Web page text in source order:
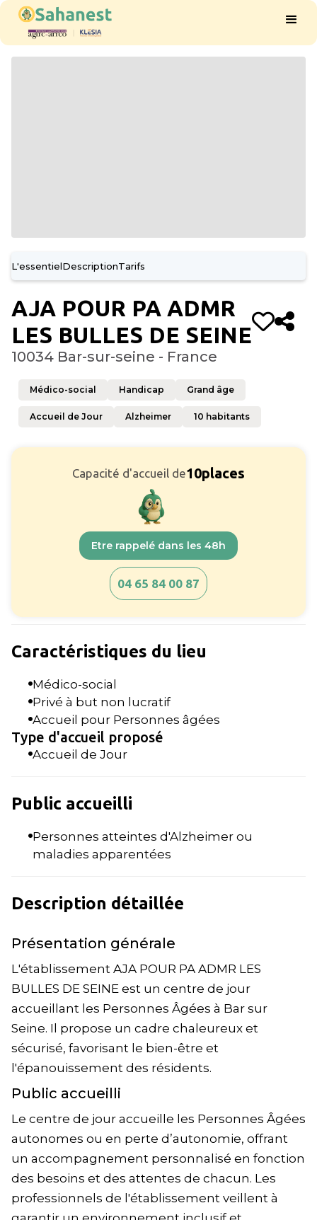
L'essentielDescriptionTarifs
AJA POUR PA ADMR
LES BULLES DE SEINE
10034 Bar-sur-seine - France
Médico-social Handicap Grand âge
Accueil de Jour Alzheimer 10 habitants
Capacité d'accueil de10places
Etre rappelé dans les 48h
04 65 84 00 87
Caractéristiques du lieu
Médico-social
Privé à but non lucratif
Accueil pour Personnes âgées
Type d'accueil proposé
Accueil de Jour
Public accueilli
Personnes atteintes d'Alzheimer ou
maladies apparentées
Description détaillée
Présentation générale
L'établissement AJA POUR PA ADMR LES
BULLES DE SEINE est un centre de jour
accueillant les Personnes Âgées à Bar sur
Seine. Il propose un cadre chaleureux et
sécurisé, favorisant le bien-être et
l'épanouissement des résidents.
Public accueilli
Le centre de jour accueille les Personnes Âgées
autonomes ou en perte d’autonomie, offrant
un accompagnement personnalisé en fonction
des besoins et des attentes de chacun. Les
professionnels de l'établissement veillent à